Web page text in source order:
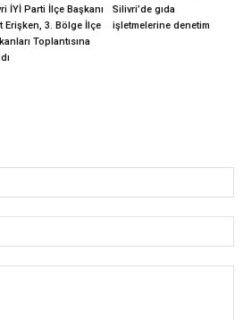
İYİ Parti İlçe Başkanı
Erişken, 3. Bölge İlçe
Toplantısına
Silivri’de gıda
işletmelerine denetim